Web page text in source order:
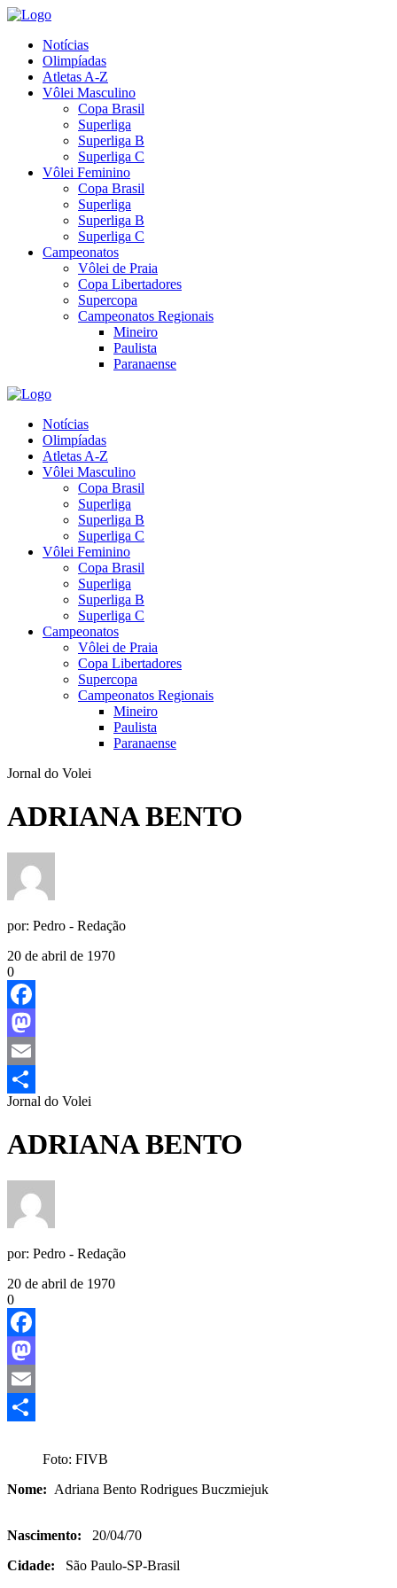
Notícias
Olimpíadas
Atletas A-Z
Vôlei Masculino
Copa Brasil
Superliga
Superliga B
Superliga C
Vôlei Feminino
Copa Brasil
Superliga
Superliga B
Superliga C
Campeonatos
Vôlei de Praia
Copa Libertadores
Supercopa
Campeonatos Regionais
Mineiro
Paulista
Paranaense
Notícias
Olimpíadas
Atletas A-Z
Vôlei Masculino
Copa Brasil
Superliga
Superliga B
Superliga C
Vôlei Feminino
Copa Brasil
Superliga
Superliga B
Superliga C
Campeonatos
Vôlei de Praia
Copa Libertadores
Supercopa
Campeonatos Regionais
Mineiro
Paulista
Paranaense
Jornal do Volei
ADRIANA BENTO
por: Pedro - Redação
20 de abril de 1970
0
Facebook
Mastodon
Email
Share
Jornal do Volei
ADRIANA BENTO
por: Pedro - Redação
20 de abril de 1970
0
Facebook
Mastodon
Email
Foto: FIVB
Nome: Adriana Bento Rodrigues Buczmiejuk
Nascimento: 20/04/70
Cidade: São Paulo-SP-Brasil